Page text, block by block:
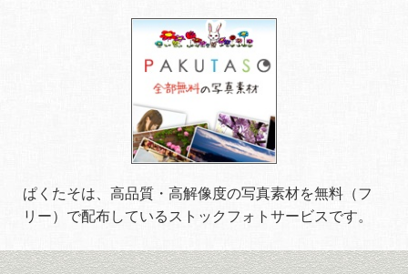
ぱくたそは、高品質・高解像度の写真素材を無料（フ
リー）で配布しているストックフォトサービスです。